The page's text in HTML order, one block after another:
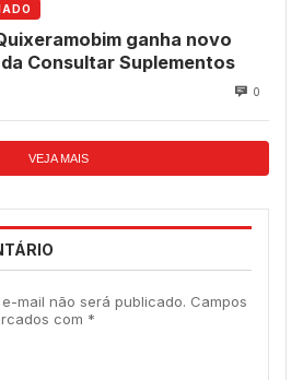
ganha novo
Consultar Suplementos
0
VEJA MAIS
mail não será publicado. Campos
com *